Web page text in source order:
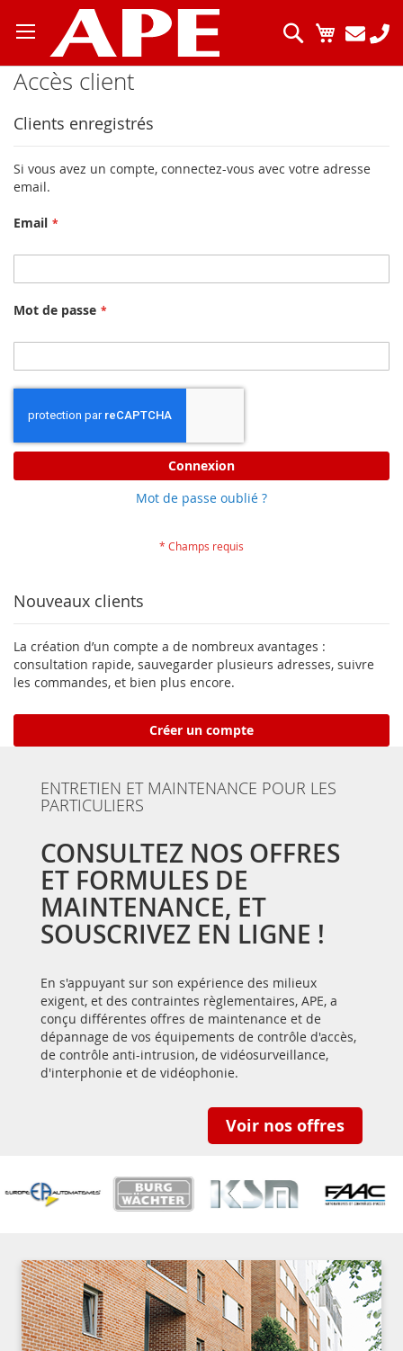
au
contenu
Mon
Chercher
Accès client
Clients enregistrés
Si vous avez un compte, connectez-vous avec votre adresse
email.
Email
Mot de passe
Connexion
Mot de passe oublié ?
Nouveaux clients
La création d’un compte a de nombreux avantages :
consultation rapide, sauvegarder plusieurs adresses, suivre
les commandes, et bien plus encore.
Créer un compte
ENTRETIEN ET MAINTENANCE POUR LES
PARTICULIERS
CONSULTEZ NOS OFFRES
ET FORMULES DE
MAINTENANCE, ET
SOUSCRIVEZ EN LIGNE !
En s'appuyant sur son expérience des milieux
exigent, et des contraintes règlementaires, APE, a
conçu différentes offres de maintenance et de
dépannage de vos équipements de contrôle d'accès,
de contrôle anti-intrusion, de vidéosurveillance,
d'interphonie et de vidéophonie.
Voir nos offres